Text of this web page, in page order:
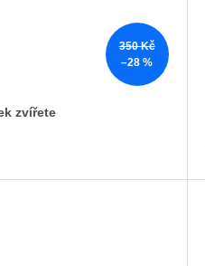
350 Kč
–28 %
zvířete